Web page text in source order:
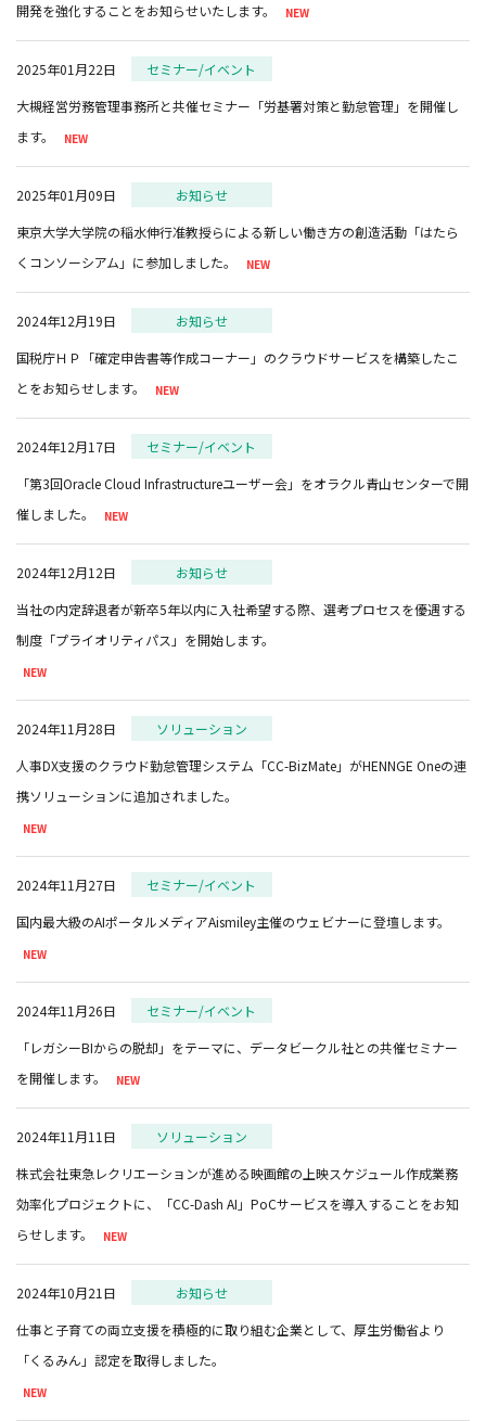
開発を強化することをお知らせいたします。
2025年01月22日
セミナー/イベント
大槻経営労務管理事務所と共催セミナー「労基署対策と勤怠管理」を開催し
ます。
2025年01月09日
お知らせ
東京大学大学院の稲水伸行准教授らによる新しい働き方の創造活動「はたら
くコンソーシアム」に参加しました。
2024年12月19日
お知らせ
国税庁ＨＰ「確定申告書等作成コーナー」のクラウドサービスを構築したこ
とをお知らせします。
2024年12月17日
セミナー/イベント
「第3回Oracle Cloud Infrastructureユーザー会」をオラクル青山センターで開
催しました。
2024年12月12日
お知らせ
当社の内定辞退者が新卒5年以内に入社希望する際、選考プロセスを優遇する
2024年11月28日
ソリューション
人事DX支援のクラウド勤怠管理システム「CC-BizMate」がHENNGE Oneの連
2024年11月27日
セミナー/イベント
国内最大級のAIポータルメディアAismiley主催のウェビナーに登壇します。
2024年11月26日
セミナー/イベント
「レガシーBIからの脱却」をテーマに、データビークル社との共催セミナー
を開催します。
2024年11月11日
ソリューション
株式会社東急レクリエーションが進める映画館の上映スケジュール作成業務
効率化プロジェクトに、「CC-Dash AI」PoCサービスを導入することをお知
らせします。
2024年10月21日
お知らせ
仕事と子育ての両立支援を積極的に取り組む企業として、厚生労働省より